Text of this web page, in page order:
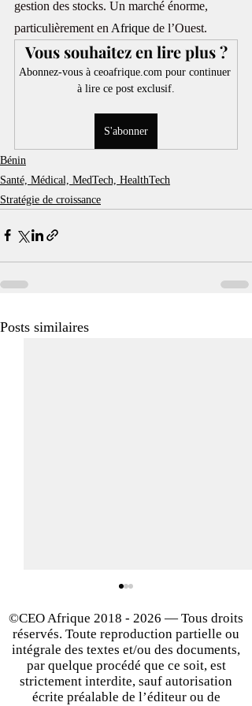
gestion des stocks. Un marché énorme,
particulièrement en Afrique de l’Ouest.
Vous souhaitez en lire plus ?
Abonnez-vous à ceoafrique.com pour continuer
à lire ce post exclusif.
S'abonner
Bénin
Santé, Médical, MedTech, HealthTech
Stratégie de croissance
Posts similaires
©CEO Afrique 2018 - 2026 — Tous droits
réservés. Toute reproduction partielle ou
intégrale des textes et/ou des documents,
par quelque procédé que ce soit, est
strictement interdite, sauf autorisation
écrite préalable de l’éditeur ou de